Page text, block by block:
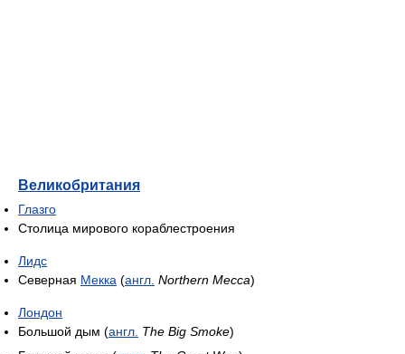
Великобритания
Глазго
Столица мирового кораблестроения
Лидс
Северная Мекка (англ. Northern Mecca)
Лондон
Большой дым (англ. The Big Smoke)